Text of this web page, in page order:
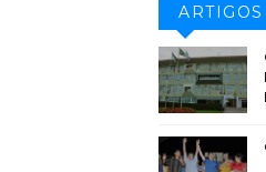
ARTIGOS